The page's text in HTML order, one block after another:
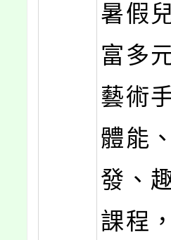
暑假
富多
藝術
體能
發、
課程